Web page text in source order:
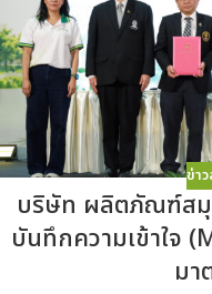
ข่า
บริษัท ผลิตภัณฑ์สมุ
บันทึกความเข้าใจ
มา